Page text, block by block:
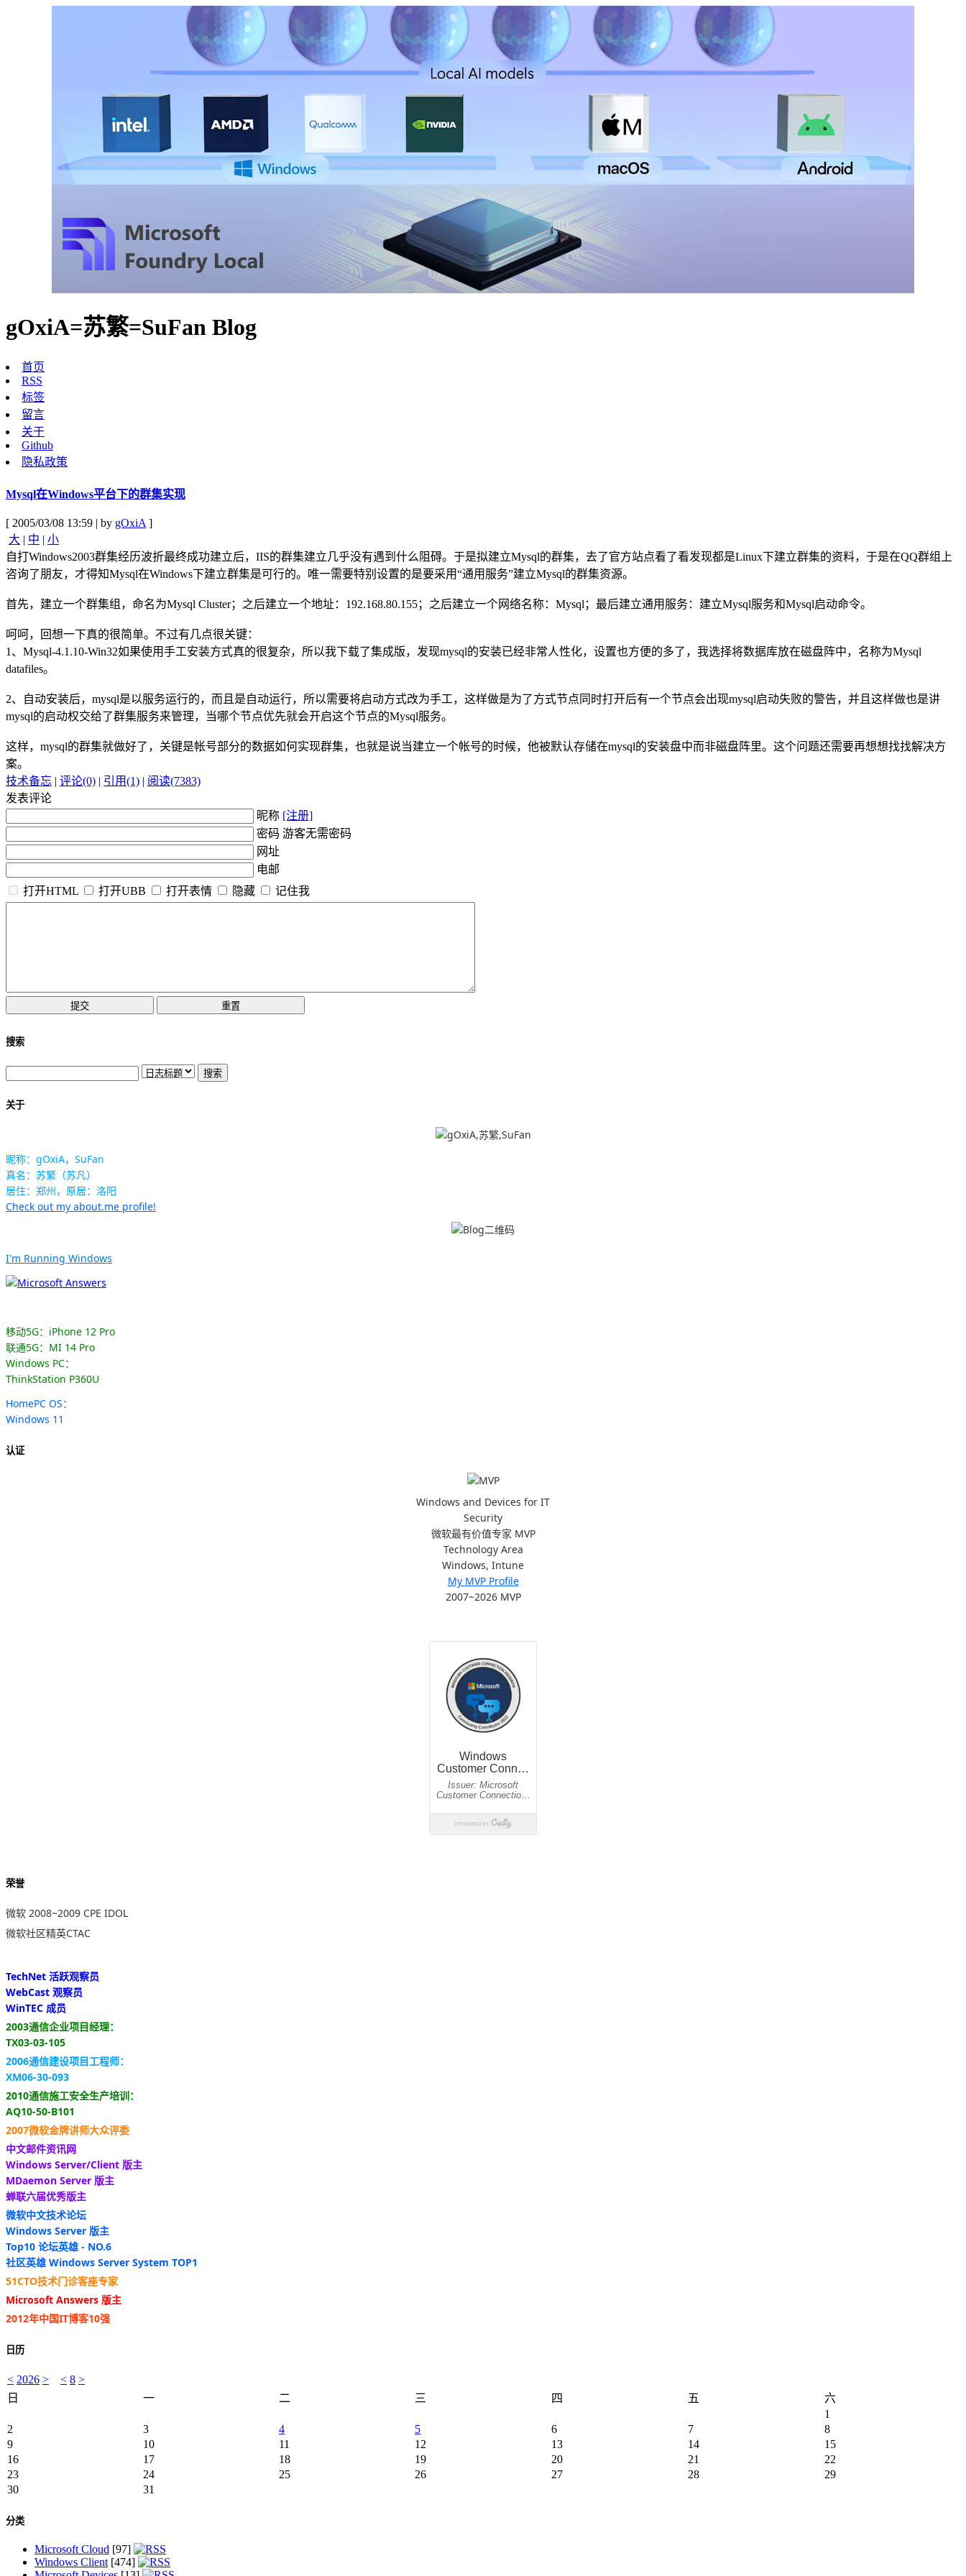
gOxiA=苏繁=SuFan Blog
首页
RSS
标签
留言
关于
Github
隐私政策
Mysql在Windows平台下的群集实现
[ 2005/03/08 13:59 | by gOxiA]
大 | 中 | 小
自打Windows2003群集经历波折最终成功建立后，IIS的群集建立几乎没有遇到什么阻碍。于是拟建立Mysql的群集，去了官方站点看了看发现都是Linux下建立群集的资料，于是在QQ群组上
咨询了朋友，才得知Mysql在Windows下建立群集是可行的。唯一需要特别设置的是要采用“通用服务”建立Mysql的群集资源。
首先，建立一个群集组，命名为Mysql Cluster；之后建立一个地址：192.168.80.155；之后建立一个网络名称：Mysql；最后建立通用服务：建立Mysql服务和Mysql启动命令。
呵呵，回想一下真的很简单。不过有几点很关键：
1、Mysql-4.1.10-Win32如果使用手工安装方式真的很复杂，所以我下载了集成版，发现mysql的安装已经非常人性化，设置也方便的多了，我选择将数据库放在磁盘阵中，名称为Mysql
datafiles。
2、自动安装后，mysql是以服务运行的，而且是自动运行，所以需要将启动方式改为手工，这样做是为了方式节点同时打开后有一个节点会出现mysql启动失败的警告，并且这样做也是讲
mysql的启动权交给了群集服务来管理，当哪个节点优先就会开启这个节点的Mysql服务。
这样，mysql的群集就做好了，关键是帐号部分的数据如何实现群集，也就是说当建立一个帐号的时候，他被默认存储在mysql的安装盘中而非磁盘阵里。这个问题还需要再想想找找解决方
案。
技术备忘 | 评论(0) | 引用(1) | 阅读(7383)
发表评论
昵称 [注册]
密码 游客无需密码
网址
电邮
打开HTML
打开UBB 打开表情 隐藏 记住我
搜索
关于
昵称：gOxiA，SuFan
真名：苏繁（苏凡）
居住：郑州，原居：洛阳
Check out my about.me profile!
I'm Running Windows
移动5G：iPhone 12 Pro
联通5G：MI 14 Pro
Windows PC：
ThinkStation P360U
HomePC OS：
Windows 11
认证
Windows and Devices for IT
Security
微软最有价值专家 MVP
Technology Area
Windows, Intune
My MVP Profile
2007~2026 MVP
荣誉
微软 2008~2009 CPE IDOL
微软社区精英CTAC
TechNet 活跃观察员
WebCast 观察员
WinTEC 成员
2003通信企业项目经理：
TX03-03-105
2006通信建设项目工程师：
XM06-30-093
2010通信施工安全生产培训：
AQ10-50-B101
2007微软金牌讲师大众评委
中文邮件资讯网
Windows Server/Client 版主
MDaemon Server 版主
蝉联六届优秀版主
微软中文技术论坛
Windows Server 版主
Top10 论坛英雄 - NO.6
社区英雄 Windows Server System TOP1
51CTO技术门诊客座专家
Microsoft Answers 版主
2012年中国IT博客10强
日历
< 2026 > < 8 >
日
一 二 三 四 五
六
1
2
3 4 5 6 7
8
9
10 11 12 13 14
15
16
17 18 19 20 21
22
23
24 25 26 27 28
29
30
31
分类
Microsoft Cloud [97]
Windows Client[474]